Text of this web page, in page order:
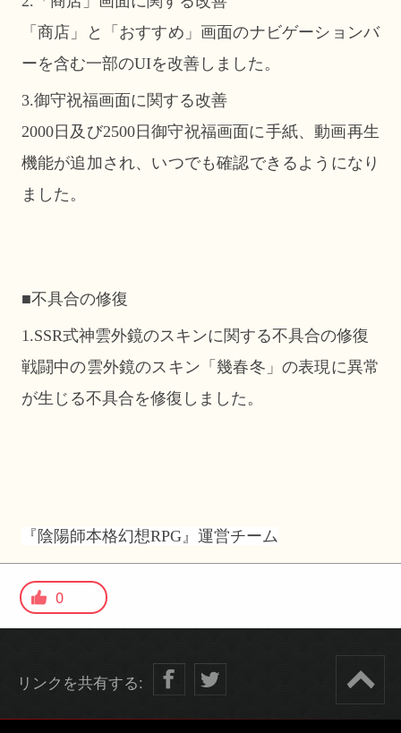
「商店」と「おすすめ」画面のナビゲーションバ
ーを含む一部のUIを改善しました。
3.御守祝福画面に関する改善
2000日及び2500日御守祝福画面に手紙、動画再生
機能が追加され、いつでも確認できるようになり
ました。
■不具合の修復
1.SSR式神雲外鏡のスキンに関する不具合の修復
戦闘中の雲外鏡のスキン「幾春冬」の表現に異常
が生じる不具合を修復しました。
『陰陽師本格幻想RPG』運営チーム
0
リンクを共有する: